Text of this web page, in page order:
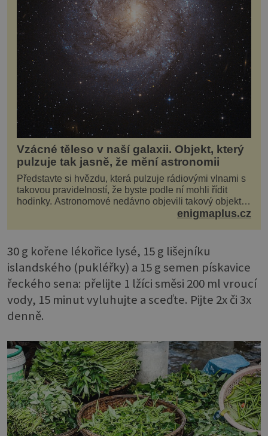
Vzácné těleso v naší galaxii. Objekt, který
pulzuje tak jasně, že mění astronomii
Představte si hvězdu, která pulzuje rádiovými vlnami s
takovou pravidelností, že byste podle ní mohli řídit
hodinky. Astronomové nedávno objevili takový objekt v
enigmaplus.cz
30 g kořene lékořice lysé, 15 g lišejníku
islandského (pukléřky) a 15 g semen pískavice
řeckého sena: přelijte 1 lžíci směsi 200 ml vroucí
vody, 15 minut vyluhujte a sceďte. Pijte 2x či 3x
denně.